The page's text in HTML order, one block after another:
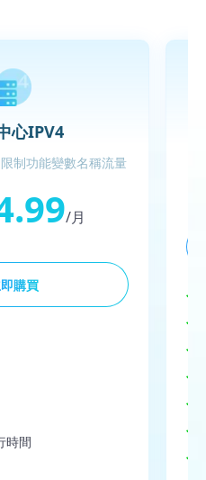
心IPV4
制功能變數名稱流量
/月
購買
時間